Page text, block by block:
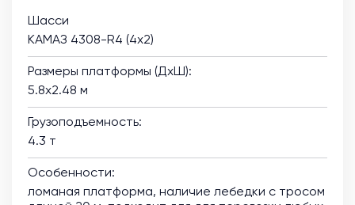
Шасси
КАМАЗ 4308-R4 (4х2)
Размеры платформы (ДхШ):
5.8х2.48 м
Грузоподъемность:
4.3 т
Особенности:
ломаная платформа, наличие лебедки с тросом